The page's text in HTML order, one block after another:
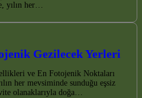
yılın her…
Gezilecek Yerleri
ve En Fotojenik Noktaları
her mevsiminde sunduğu eşsiz
olanaklarıyla doğa…